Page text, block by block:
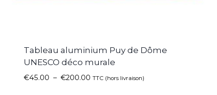
Tableau aluminium Puy de Dôme
UNESCO déco murale
€45.00 – €200.00 TTC (hors livraison)